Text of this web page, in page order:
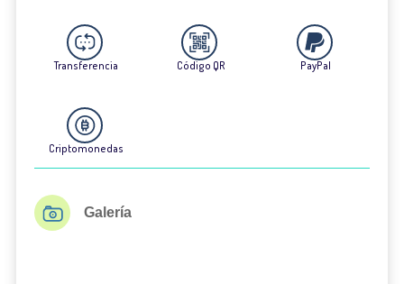
Transferencia Código QR PayPal
Criptomonedas
Galería